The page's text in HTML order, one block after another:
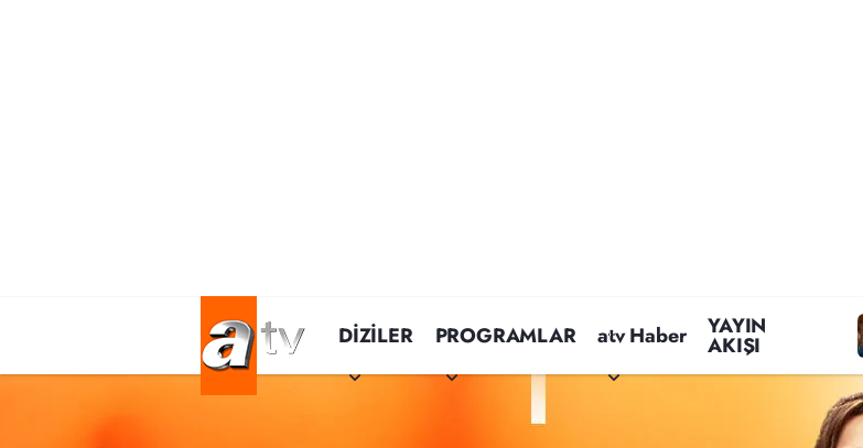
DİZİLER PROGRAMLAR atv Haber YAYIN
AKIŞI